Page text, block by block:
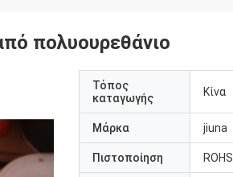
πολυουρεθάνιο
Τόπος
καταγωγής
Κίνα
Μάρκα jiuna
Πιστοποίηση ROHS